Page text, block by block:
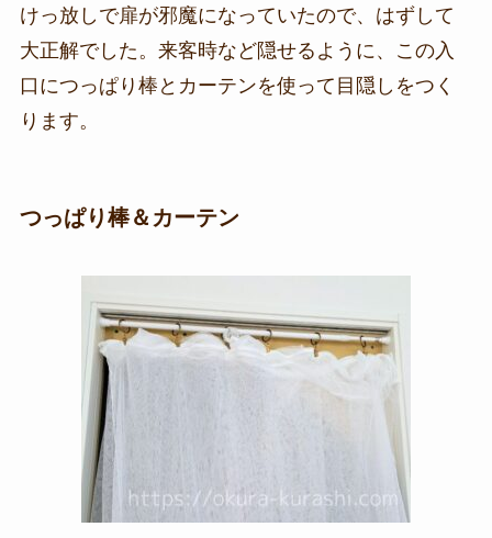
けっ放しで扉が邪魔になっていたので、はずして
大正解でした。来客時など隠せるように、この入
口につっぱり棒とカーテンを使って目隠しをつく
ります。
つっぱり棒＆カーテン